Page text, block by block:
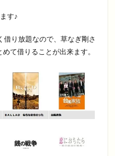
す♪
り放題なので、草なぎ剛さ
て借りることが出来ます。